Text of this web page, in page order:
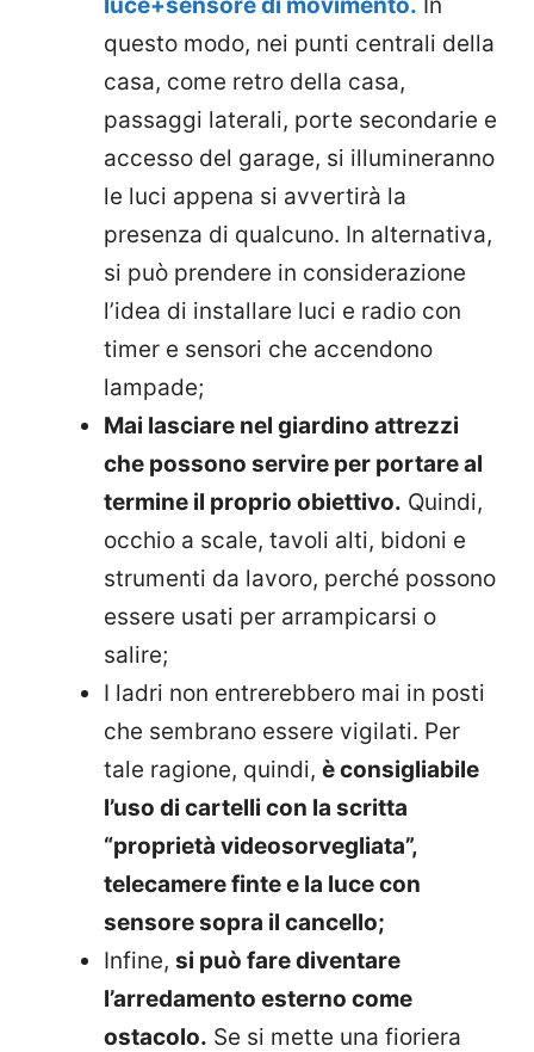
questo modo, nei punti centrali della
casa, come retro della casa,
passaggi laterali, porte secondarie e
accesso del garage, si illumineranno
le luci appena si avvertirà la
presenza di qualcuno. In alternativa,
si può prendere in considerazione
l’idea di installare luci e radio con
timer e sensori che accendono
lampade;
Mai lasciare nel giardino attrezzi
che possono servire per portare al
termine il proprio obiettivo. Quindi,
occhio a scale, tavoli alti, bidoni e
strumenti da lavoro, perché possono
essere usati per arrampicarsi o
salire;
I ladri non entrerebbero mai in posti
che sembrano essere vigilati. Per
tale ragione, quindi, è consigliabile
l’uso di cartelli con la scritta
“proprietà videosorvegliata”,
telecamere finte e la luce con
sensore sopra il cancello;
Infine, si può fare diventare
l’arredamento esterno come
ostacolo. Se si mette una fioriera